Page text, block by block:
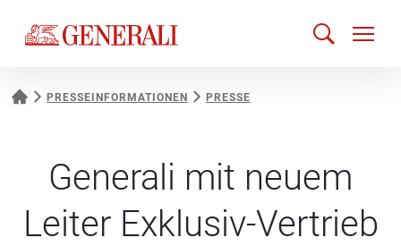
PRESSEINFORMATIONEN PRESSE
Generali mit neuem
Leiter Exklusiv-Vertrieb